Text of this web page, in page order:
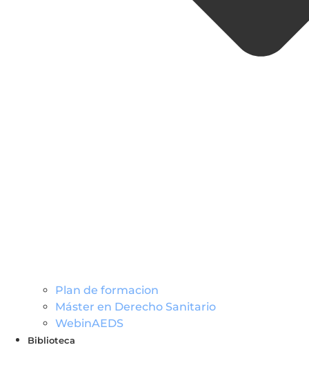
Plan de formacion
Máster en Derecho Sanitario
WebinAEDS
Biblioteca